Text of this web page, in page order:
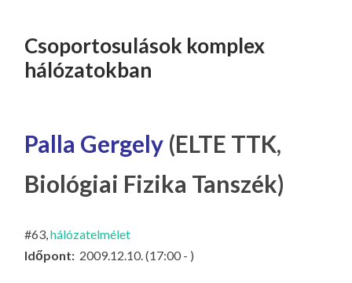
KT
CS
IL
LA
G
Természettudományi
TARTALOMHOZ
Csoportosulások komplex
hálózatokban
Palla Gergely (ELTE TTK,
Biológiai Fizika Tanszék)
#63,hálózatelmélet
Időpont: 2009.12.10. (17:00 - )